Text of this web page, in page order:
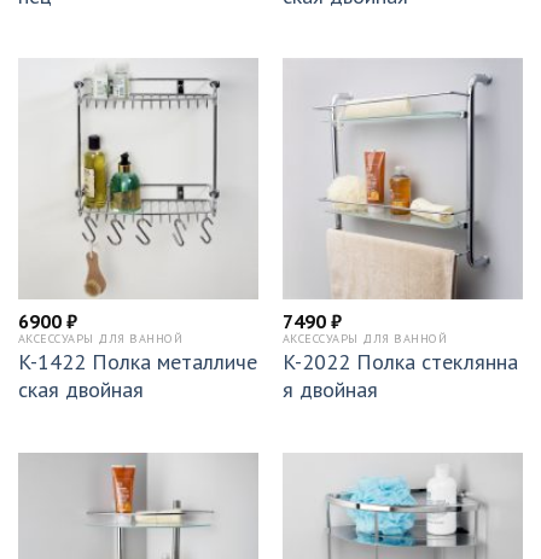
6900 ₽
АКСЕССУАРЫ ДЛЯ ВАННОЙ
K-1422 Полка металличе
ская двойная
7490 ₽
АКСЕССУАРЫ ДЛЯ ВАННОЙ
K-2022 Полка стеклянна
я двойная